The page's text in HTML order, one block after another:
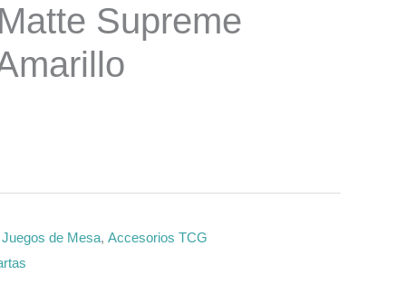
Supreme
de Mesa, Accesorios TCG